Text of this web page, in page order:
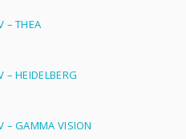
– THEA
HEIDELBERG
GAMMA VISION